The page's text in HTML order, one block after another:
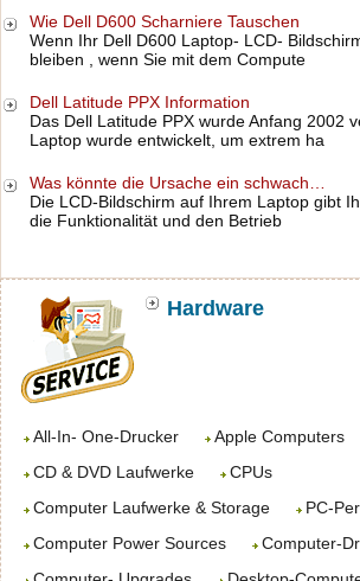
Wie Dell D600 Scharniere Tauschen
Wenn Ihr Dell D600 Laptop- LCD-
bleiben , wenn Sie mit dem Compute
Dell Latitude PPX Information
Das Dell Latitude PPX wurde Anfang 2002
Laptop wurde entwickelt, um extrem ha
Was könnte die Ursache ein schwach…
Die LCD-Bildschirm auf Ihrem Laptop gibt
die Funktionalität und den Betrieb
Hardware
All-In- One-Drucker Apple Computers
CD & DVD Laufwerke
CPUs
Computer Laufwerke & Storage
PC-
Computer Power Sources
Computer-